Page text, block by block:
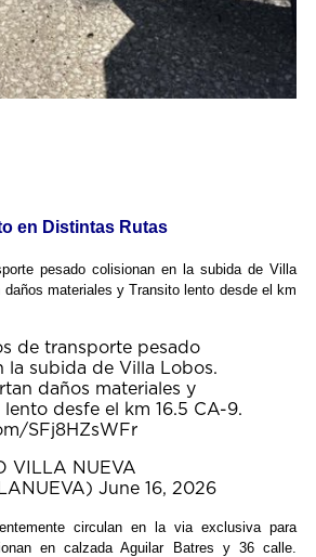
en Distintas Rutas
pesado colisionan en la subida de Villa
daños materiales y Transito lento desde el km
de transporte pesado
la subida de Villa Lobos.
daños materiales y
lento desfe el km 16.5 CA-9.
SFj8HZsWFr
VILLA NUEVA
June 16, 2026
circulan en la via exclusiva para
en calzada Aguilar Batres y 36 calle.